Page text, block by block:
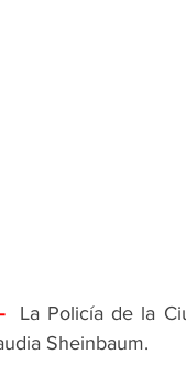
La Policía de la
Sheinbaum.